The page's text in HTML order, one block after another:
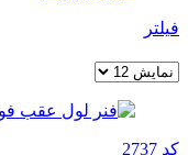
فیلتر
کد 2737